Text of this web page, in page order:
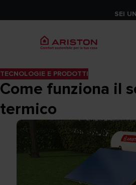
SEI
TECNOLOGIE E PRODOTTI
Come funziona il
termico